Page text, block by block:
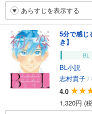
あらすじを表示する
5分で感じ
き】
BL
BL小説
志村貴子 /
4.0
1,320円 (